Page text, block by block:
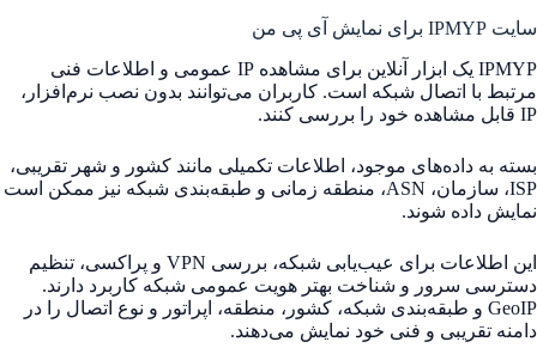
سایت IPMYP برای نمایش آی پی من
IPMYP یک ابزار آنلاین برای مشاهده IP عمومی و اطلاعات فنی
مرتبط با اتصال شبکه است. کاربران می‌توانند بدون نصب نرم‌افزار،
IP قابل مشاهده خود را بررسی کنند.
بسته به داده‌های موجود، اطلاعات تکمیلی مانند کشور و شهر تقریبی،
ISP، سازمان، ASN، منطقه زمانی و طبقه‌بندی شبکه نیز ممکن است
نمایش داده شوند.
این اطلاعات برای عیب‌یابی شبکه، بررسی VPN و پراکسی، تنظیم
دسترسی سرور و شناخت بهتر هویت عمومی شبکه کاربرد دارند.
GeoIP و طبقه‌بندی شبکه، کشور، منطقه، اپراتور و نوع اتصال را در
دامنه تقریبی و فنی خود نمایش می‌دهند.